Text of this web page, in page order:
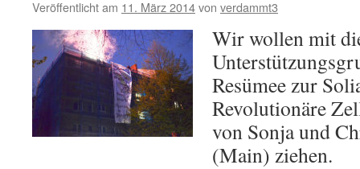
Veröffentlicht am 11. März 2014von verdammt3
Wir wollen mit
Resümee zur
Revolutionäre
von Sonja und
(Main) ziehen.